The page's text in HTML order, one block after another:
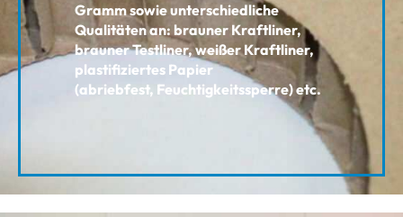
Gramm sowie unterschiedliche
Qualitäten an: brauner Kraftliner,
brauner Testliner, weißer Kraftliner,
plastifiziertes Papier
(abriebfest, Feuchtigkeitssperre) etc.